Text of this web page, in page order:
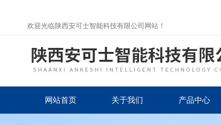
欢迎光临陕西安可士智能科技有限公司网站！
网站首页 关于我们 产品中心